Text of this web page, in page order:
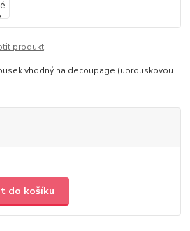
produkt
vhodný na decoupage (ubrouskovou
do košíku